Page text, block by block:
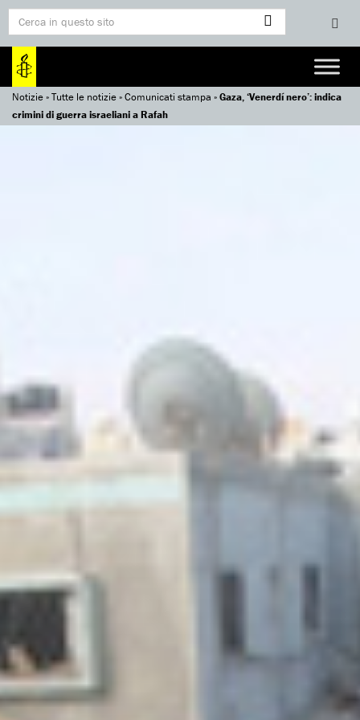
Notizie»Tutte le notizie»Comunicati stampa »Gaza, ‘Venerdí nero’: indica
crimini di guerra israeliani a Rafah